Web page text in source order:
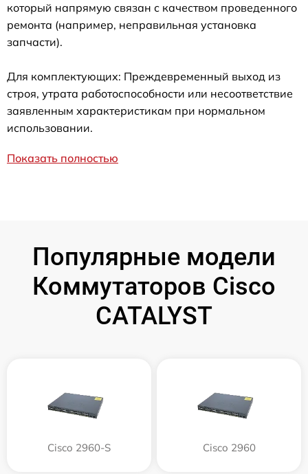
который напрямую связан с качеством проведенного
ремонта (например, неправильная установка
запчасти).
Для комплектующих: Преждевременный выход из
строя, утрата работоспособности или несоответствие
заявленным характеристикам при нормальном
использовании.
Показать полностью
Популярные модели
Коммутаторов Cisco
CATALYST
Cisco 2960-S Cisco 2960